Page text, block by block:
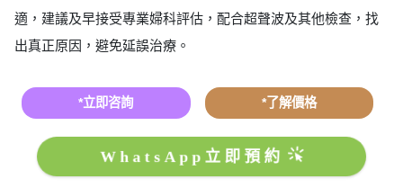
適，建議及早接受專業婦科評估，配合超聲波及其他檢查，找
出真正原因，避免延誤治療。
*立即咨詢 *了解價格
WhatsApp立即預約